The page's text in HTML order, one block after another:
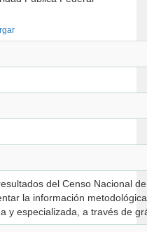
del Censo Nacional
la información
y especializada, a través de